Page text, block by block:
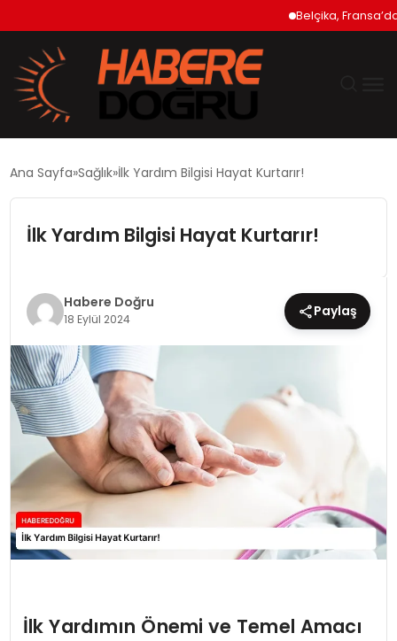
Belçika, Fransa’daki
DÜNYA
TEKNOLOJİ
SPOR
EĞİTİM
MAGAZİN
SAĞLIK
Ana Sayfa Sağlık İlk Yardım Bilgisi Hayat Kurtarır!
İlk Yardım Bilgisi Hayat Kurtarır!
Habere Doğru
18 Eylül 2024 Paylaş
İlk Yardımın Önemi ve Temel Amacı